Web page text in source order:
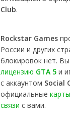
Club.
Rockstar Games
России и других
блокировок нет.
лицензию GTA 5 и
с аккаунтом Social
официальные карты
связи с вами.